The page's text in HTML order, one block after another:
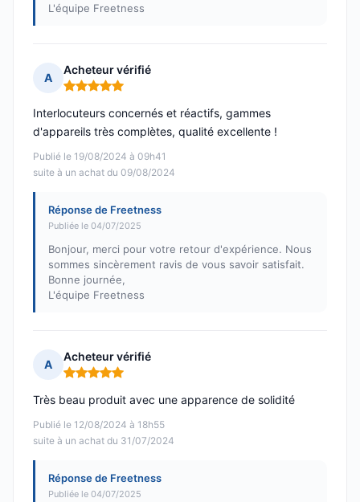
L'équipe Freetness
A
Acheteur vérifié
Note : 5 sur 5
Publié le 19/08/2024 à 09h41
suite à un achat du 09/08/2024
Interlocuteurs concernés et réactifs, gammes
d'appareils très complètes, qualité excellente !
Réponse de Freetness
Publiée le 04/07/2025
Bonjour, merci pour votre retour d'expérience. Nous
sommes sincèrement ravis de vous savoir satisfait.
Bonne journée,
L'équipe Freetness
A
Acheteur vérifié
Note : 5 sur 5
Publié le 12/08/2024 à 18h55
suite à un achat du 31/07/2024
Très beau produit avec une apparence de solidité
Réponse de Freetness
Publiée le 04/07/2025